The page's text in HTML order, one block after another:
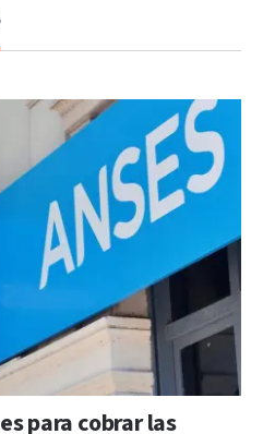
para cobrar las